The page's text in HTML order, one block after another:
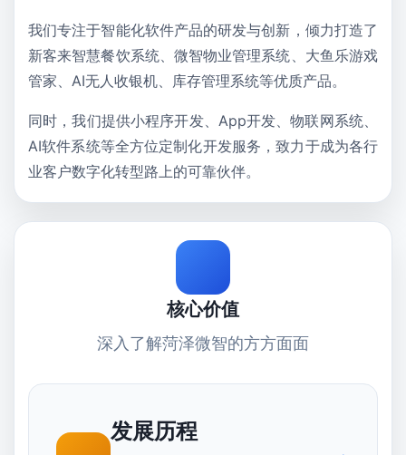
我们专注于智能化软件产品的研发与创新 ，倾力打造了
新客来智慧餐饮系统、微智物业管理系统、大鱼乐游戏
管家、AI无人收银机、库存管理系统等优质产品。
同时，我们提供小程序开发、App开发、物联网系统、
AI软件系统等全方位定制化开发服务 ，致力于成为各行
业客户数字化转型路上的可靠伙伴。
核心价值
深入了解菏泽微智的方方面面
发展历程